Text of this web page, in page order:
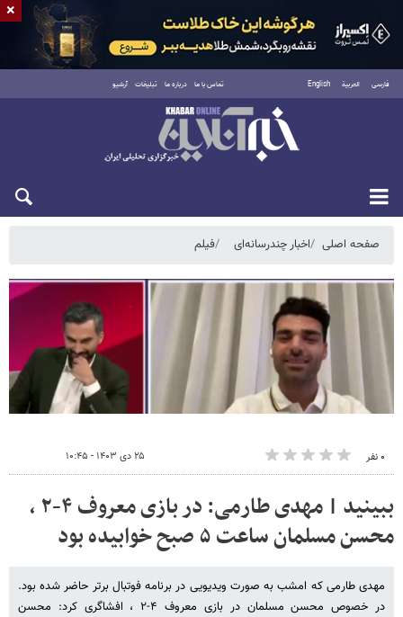
فارسی العربية English تماس با ما درباره ما تبلیغات آرشیو
پنجشنبه ۱۵ مرداد ۱۴۰۵
صفحه اصلی اخبار چندرسانه‌ای فیلم
۰ نفر ۲۵ دی ۱۴۰۳ - ۱۰:۴۵
ببینید | مهدی طارمی: در بازی معروف ۴-۲ ،
محسن مسلمان ساعت ۵ صبح خوابیده بود
مهدی طارمی که امشب به صورت ویدیویی در برنامه فوتبال برتر حاضر شده بود.
در خصوص محسن مسلمان در بازی معروف ۴-۲ ، افشاگری کرد: محسن
×